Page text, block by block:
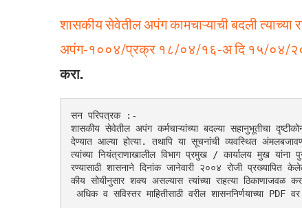
शासकीय सेवेतील अपंग कामचाऱ्याची बदली त्याच्या
अपंग-१००४/प्रक्र १८/०४/१६-अ दि १५/०४/
करा.
सन परिपत्रक :-
शासकीय सेवेतील अपंग कर्मचाऱ्यांच्या बदल्या सहानुभूतीचा
देण्यात आल्या होत्या. तथापि या सूचनांची व्यवस्थित
त्यांच्या नियंत्राणाखालील विभाग प्रमुख / कार्यालय मुख
रण्यासाठी शासनाने दिनांक जानेवारी २००४ रोजी प्रख्यापित
कीय सोयीनुसार शक्य असल्यास त्यांच्या राहत्या ठिकाणाजवळ
अधिक व सविस्तर माहितीसाठी वरील